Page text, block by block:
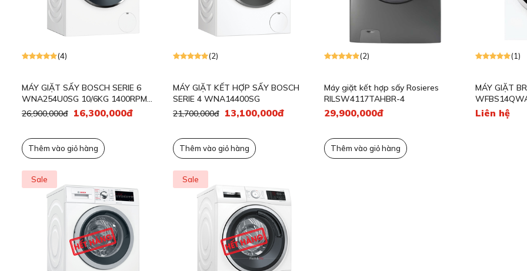
(4)
MÁY GIẶT SẤY BOSCH SERIE 6
WNA254U0SG 10/6KG 1400RPM
ANTISTAIN
26,900,000đ 16,300,000đ
Thêm vào giỏ hàng
(2)
MÁY GIẶT KẾT HỢP SẤY BOSCH
SERIE 4 WNA14400SG
21,700,000đ
13,100,000đ
Thêm vào giỏ hàng
(2)
Máy giặt kết hợp sấy Rosieres
RILSW4117TAHBR-4
29,900,000đ
Thêm vào giỏ hàng
(1)
MÁY GIẶT
Liên hệ
Sale Sale